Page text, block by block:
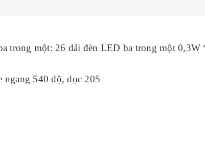
trong một: 26 dải đèn LED ba trong một
ngang 540 độ, dọc 205